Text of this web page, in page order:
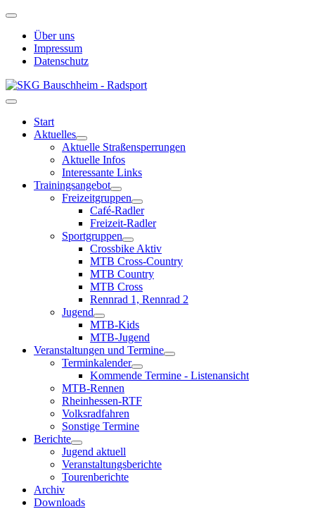
Über uns
Impressum
Datenschutz
Start
Aktuelles
Aktuelle Straßensperrungen
Aktuelle Infos
Interessante Links
Trainingsangebot
Freizeitgruppen
Café-Radler
Freizeit-Radler
Sportgruppen
Crossbike Aktiv
MTB Cross-Country
MTB Country
MTB Cross
Rennrad 1, Rennrad 2
Jugend
MTB-Kids
MTB-Jugend
Veranstaltungen und Termine
Terminkalender
Kommende Termine - Listenansicht
MTB-Rennen
Rheinhessen-RTF
Volksradfahren
Sonstige Termine
Berichte
Jugend aktuell
Veranstaltungsberichte
Tourenberichte
Archiv
Downloads